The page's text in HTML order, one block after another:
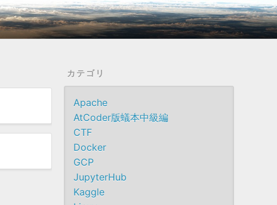
カテゴリ
Apache
AtCoder版蟻本中級編
CTF
Docker
GCP
JupyterHub
Kaggle